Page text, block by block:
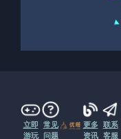
立即
游玩
常见
问题
更多
资讯
联系
客服